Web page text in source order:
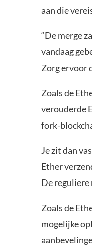
aan die
“De merge
vandaag
Zorg ervoor
Zoals de
verouderde
fork-
Je zit dan
Ether
De reguliere
Zoals de
mogelijke